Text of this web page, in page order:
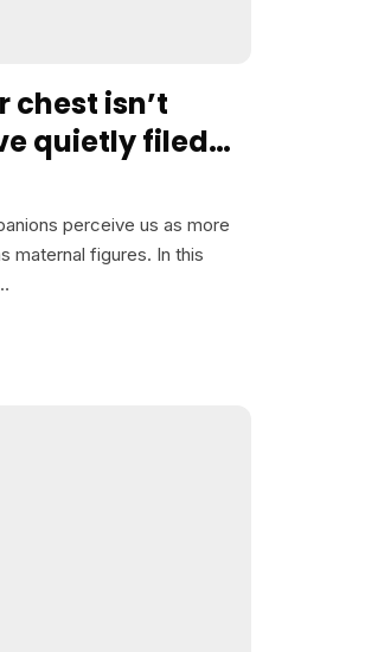
chest isn’t
quietly filed
perceive us as more
maternal figures. In this